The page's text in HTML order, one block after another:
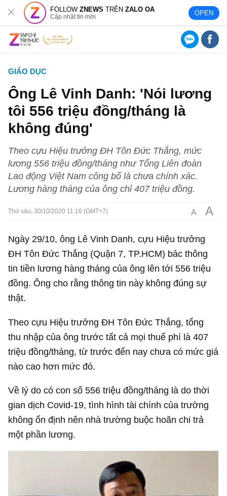
FOLLOWZNEWS TRÊNZALO OA
Cập nhật tin mới OPEN
GIÁO DỤC
Ông Lê Vinh Danh: 'Nói lương
tôi 556 triệu đồng/tháng là
không đúng'
Theo cựu Hiệu trưởng ĐH Tôn Đức Thắng, mức
lương 556 triệu đồng/tháng như Tổng Liên đoàn
Lao động Việt Nam công bố là chưa chính xác.
Lương hàng tháng của ông chỉ 407 triệu đồng.
Thứ sáu, 30/10/2020 11:16 (GMT+7) A A
Ngày 29/10, ông Lê Vinh Danh, cựu Hiệu trưởng
ĐH Tôn Đức Thắng (Quận 7, TP.HCM) bác thông
tin tiền lương hàng tháng của ông lên tới 556 triệu
đồng. Ông cho rằng thông tin này không đúng sự
thật.
Theo cựu Hiệu trưởng ĐH Tôn Đức Thắng, tổng
thu nhập của ông trước tất cả mọi thuế phí là 407
triệu đồng/tháng, từ trước đến nay chưa có mức giá
nào cao hơn mức đó.
Về lý do có con số 556 triệu đồng/tháng là do thời
gian dịch Covid-19, tình hình tài chính của trường
không ổn định nên nhà trường buộc hoãn chi trả
một phần lương.